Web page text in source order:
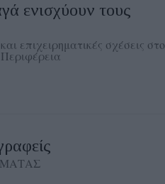
ενισχύουν τους
επιχειρηματικές σχέσεις στο